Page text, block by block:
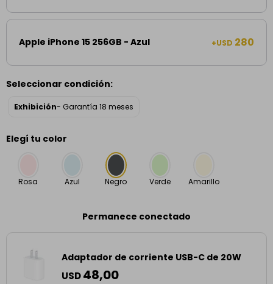
Apple iPhone 15 256GB - Azul +USD 280
Seleccionar condición:
Exhibición- Garantía 18 meses
Elegí tu color
Rosa Azul Negro Verde Amarillo
Permanece conectado
Adaptador de corriente USB-C de 20W
USD48,00